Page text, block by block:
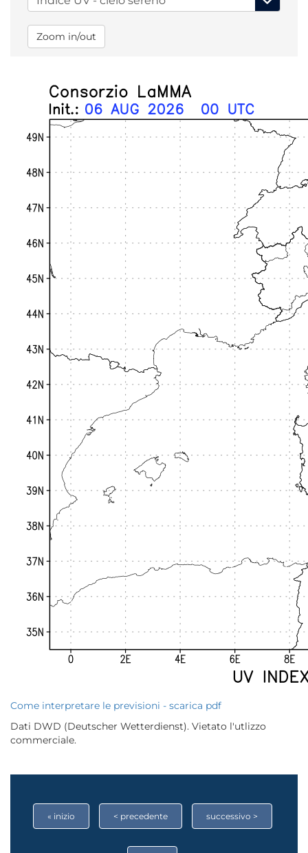
Zoom in/out
Come interpretare le previsioni - scarica pdf
Dati DWD (Deutscher Wetterdienst). Vietato l'utlizzo
commerciale.
« inizio < precedente successivo >